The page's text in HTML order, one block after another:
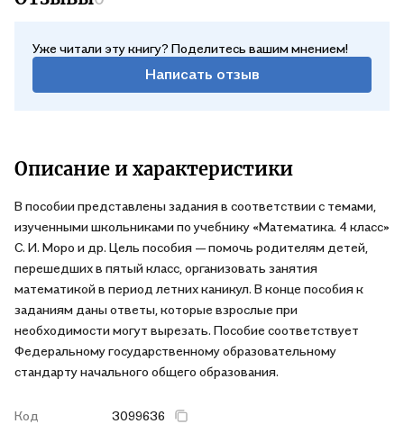
Уже читали эту книгу? Поделитесь вашим мнением!
Написать отзыв
Описание и характеристики
В пособии представлены задания в соответствии с темами,
изученными школьниками по учебнику «Математика. 4 класс»
С. И. Моро и др. Цель пособия — помочь родителям детей,
перешедших в пятый класс, организовать занятия
математикой в период летних каникул. В конце пособия к
заданиям даны ответы, которые взрослые при
необходимости могут вырезать. Пособие соответствует
Федеральному государственному образовательному
стандарту начального общего образования.
Код
3099636